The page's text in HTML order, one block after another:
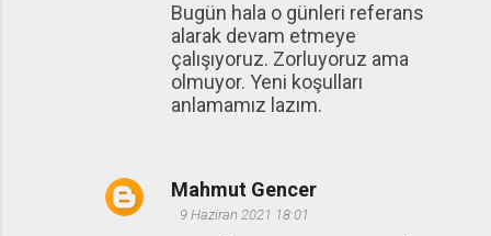
Bugün hala o günleri referans
alarak devam etmeye
çalışıyoruz. Zorluyoruz ama
olmuyor. Yeni koşulları
anlamamız lazım.
Mahmut Gencer
9 Haziran 2021 18:01